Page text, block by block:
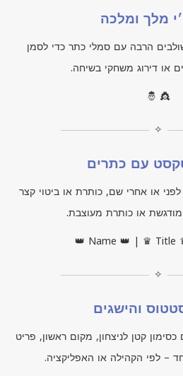
מלך ומלכה
הרבה עם סמלי כתר כדי לסמן
או דירוג משחקי בשיחה.
🤴 👸
✧
עם כתרים
או אחרי שם, כותרת או ביטוי קצר
מודגשת או כותרת מעוצבת.
👑 Name 👑 | ♛
✧
והישגים
קטן לניצחון, מקום ראשון, פריט
– לפי הקהילה או האפליקציה.